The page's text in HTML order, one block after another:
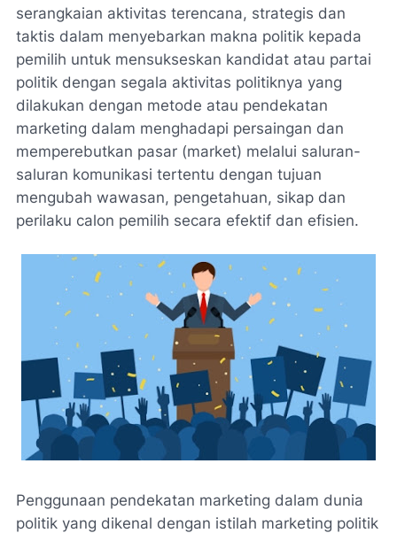
serangkaian aktivitas terencana, strategis dan
taktis dalam menyebarkan makna politik kepada
pemilih untuk mensukseskan kandidat atau partai
politik dengan segala aktivitas politiknya yang
dilakukan dengan metode atau pendekatan
marketing dalam menghadapi persaingan dan
memperebutkan pasar (market) melalui saluran-
saluran komunikasi tertentu dengan tujuan
mengubah wawasan, pengetahuan, sikap dan
perilaku calon pemilih secara efektif dan efisien.
Penggunaan pendekatan marketing dalam dunia
politik yang dikenal dengan istilah marketing politik